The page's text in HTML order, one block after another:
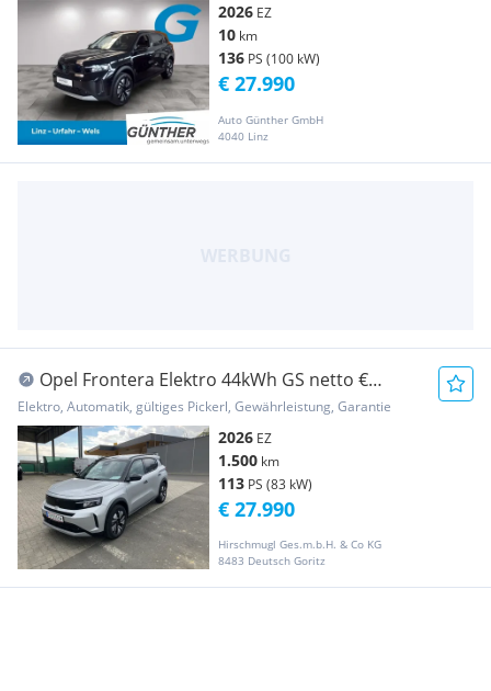
2026 EZ
10 km
136 PS (100 kW)
Auto Günther GmbH
4040 Linz
€ 27.990
Opel Frontera Elektro 44kWh GS netto €
24.158,33
Elektro, Automatik, gültiges Pickerl, Gewährleistung, Garantie
2026 EZ
1.500 km
113 PS (83 kW)
Hirschmugl Ges.m.b.H. & Co KG
8483 Deutsch Goritz
€ 27.990